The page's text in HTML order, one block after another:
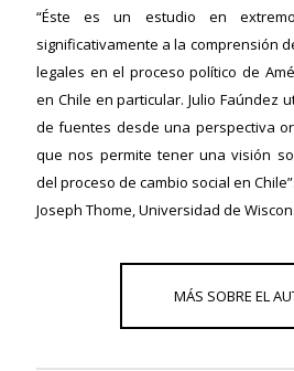
“Éste es un estudio en
significativamente a la comprensión
legales en el proceso político de
en Chile en particular. Julio Faúndez
de fuentes desde una perspectiva
que nos permite tener una visión
del proceso de cambio social en Chile”.
Joseph Thome, Universidad de